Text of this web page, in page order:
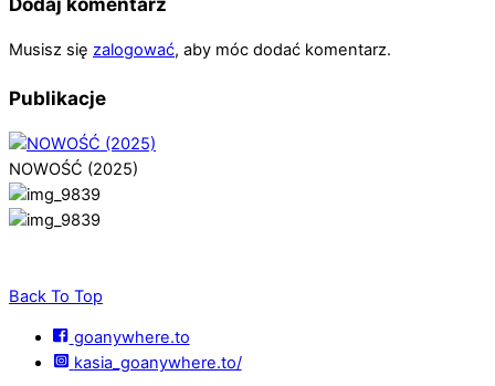
Musisz się zalogować, aby móc dodać komentarz.
Publikacje
NOWOŚĆ (2025)
Back To Top
goanywhere.to
kasia_goanywhere.to/